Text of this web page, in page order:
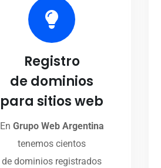
Registro
de dominios
para sitios web
En Grupo Web Argentina
tenemos cientos
de dominios registrados